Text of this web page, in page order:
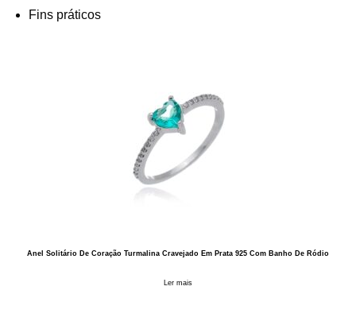
Fins práticos
Anel Solitário De Coração Turmalina Cravejado Em Prata 925 Com Banho De Ródio
Ler mais